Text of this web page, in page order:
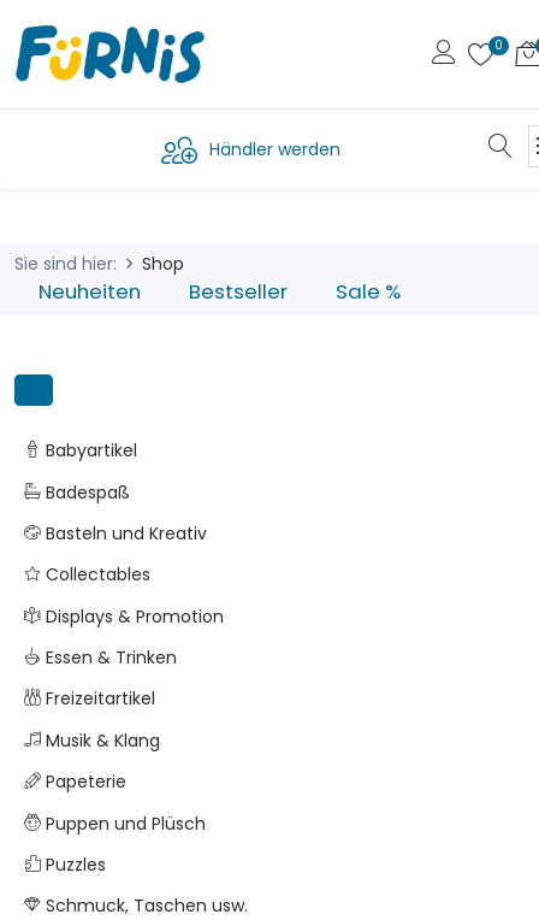
Händler werden
Sie sind hier: Shop
Neuheiten Bestseller Sale %
Babyartikel
Badespaß
Basteln und Kreativ
Collectables
Displays & Promotion
Essen & Trinken
Freizeitartikel
Musik & Klang
Papeterie
Puppen und Plüsch
Puzzles
Schmuck, Taschen usw.